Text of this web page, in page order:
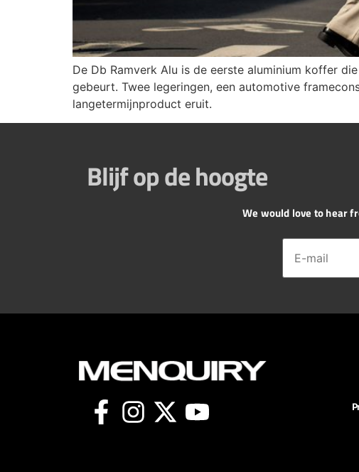
De Db Ramverk Alu is de eerste aluminium koffer
gebeurt. Twee legeringen, een automotive
langetermijnproduct eruit.
Blijf op de hoogte
We would love to hear